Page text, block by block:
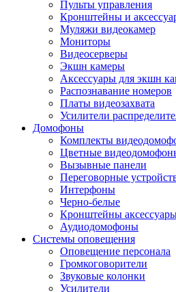
Пульты управления
Кронштейны и
Муляжи видеокамер
Мониторы
Видеосерверы
Экшн камеры
Аксессуары для экшн
Распознавание номеров
Платы видеозахвата
Усилители
Домофоны
Комплекты
Цветные
Вызывные панели
Переговорные
Интерфоны
Черно-белые
Кронштейны
Аудиодомофоны
Системы оповещения
Оповещение персонала
Громкоговорители
Звуковые колонки
Усилители